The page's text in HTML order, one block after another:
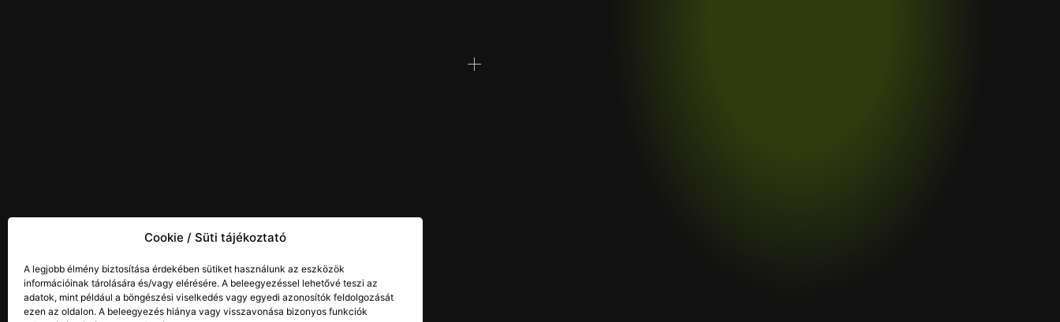
Cookie / Süti tájékoztató
A legjobb élmény biztosítása érdekében sütiket használunk az eszközök
információinak tárolására és/vagy elérésére. A beleegyezéssel lehetővé teszi az
adatok, mint például a böngészési viselkedés vagy egyedi azonosítók feldolgozását
ezen az oldalon. A beleegyezés hiánya vagy visszavonása bizonyos funkciók